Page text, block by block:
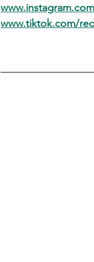
www.tiktok.com/